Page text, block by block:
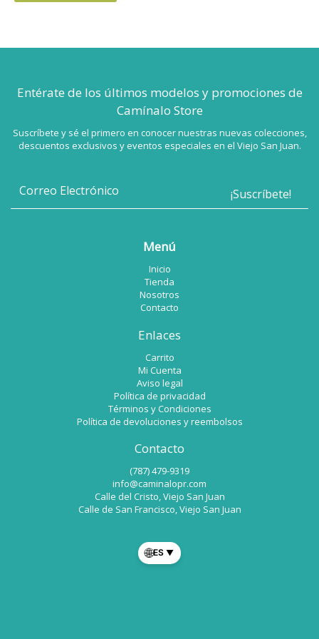
Entérate de los últimos modelos y promociones de
Camínalo Store
Suscríbete y sé el primero en conocer nuestras nuevas colecciones,
descuentos exclusivos y eventos especiales en el Viejo San Juan.
Menú
Inicio
Tienda
Nosotros
Contacto
Enlaces
Carrito
Mi Cuenta
Aviso legal
Política de privacidad
Términos y Condiciones
Política de devoluciones y reembolsos
Contacto
(787) 479-9319
info@caminalopr.com
Calle del Cristo, Viejo San Juan
Calle de San Francisco, Viejo San Juan
🌐ES ▼